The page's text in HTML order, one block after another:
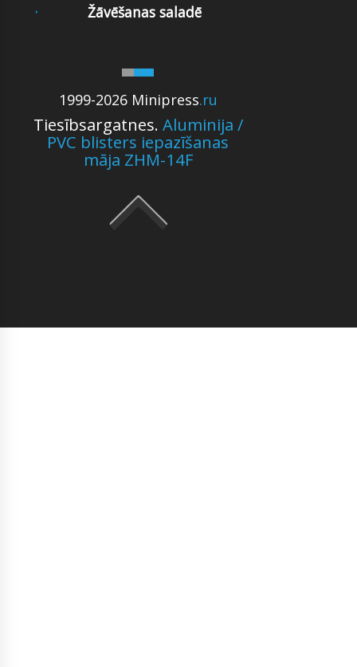
1999-2026 Minipress.ru
Tiesībsargatnes. Aluminija /
PVC blisters iepazīšanas
māja ZHM-14F
Žāvēšanas saladē